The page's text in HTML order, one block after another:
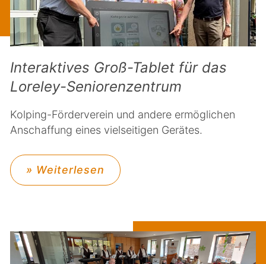
Interaktives Groß-Tablet für das
Loreley-Seniorenzentrum
Kolping-Förderverein und andere ermöglichen
Anschaffung eines vielseitigen Gerätes.
» Weiterlesen